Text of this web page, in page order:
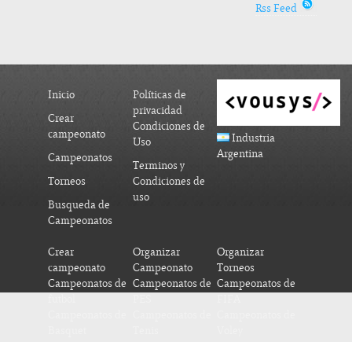
Rss Feed
Inicio
Crear
campeonato
Campeonatos
Torneos
Busqueda de
Campeonatos
Políticas de
privacidad
Condiciones de
Uso
Terminos y
Condiciones de
uso
Industria
Argentina
Crear
campeonato
Organizar
Campeonato
Organizar
Torneos
Campeonatos de Campeonatos de Campeonatos de